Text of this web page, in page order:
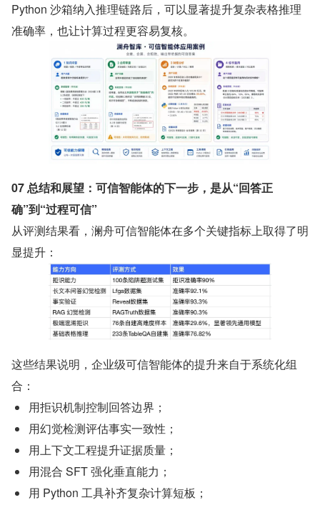
Python 沙箱纳入推理链路后，可以显著提升复杂表格推理
准确率，也让计算过程更容易复核。
07 总结和展望：可信智能体的下一步，是从“回答正
确”到“过程可信”
从评测结果看，澜舟可信智能体在多个关键指标上取得了明
显提升：
这些结果说明，企业级可信智能体的提升来自于系统化组
合：
用拒识机制控制回答边界；
用幻觉检测评估事实一致性；
用上下文工程提升证据质量；
用混合 SFT 强化垂直能力；
用 Python 工具补齐复杂计算短板；